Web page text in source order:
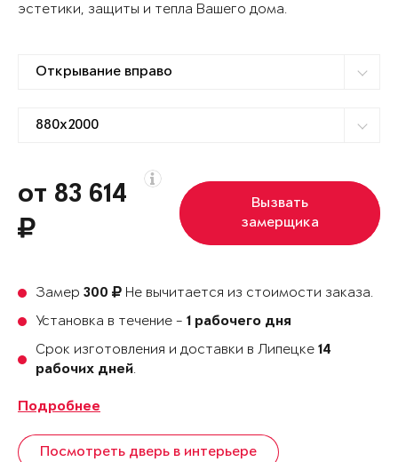
эстетики, защиты и тепла Вашего дома.
от 83 614
Вызвать
замерщика
Замер 300
Не вычитается из стоимости заказа.
Установка в течение - 1 рабочего дня
Срок изготовления и доставки в Липецке 14
рабочих дней.
Подробнее
Посмотреть дверь в интерьере